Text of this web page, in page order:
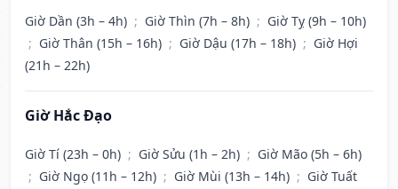
Giờ Dần (3h – 4h) ; Giờ Thìn (7h – 8h) ; Giờ Tỵ (9h – 10h)
; Giờ Thân (15h – 16h) ; Giờ Dậu (17h – 18h) ; Giờ Hợi
(21h – 22h)
Giờ Hắc Đạo
Giờ Tí (23h – 0h) ; Giờ Sửu (1h – 2h) ; Giờ Mão (5h – 6h)
; Giờ Ngọ (11h – 12h) ; Giờ Mùi (13h – 14h) ; Giờ Tuất